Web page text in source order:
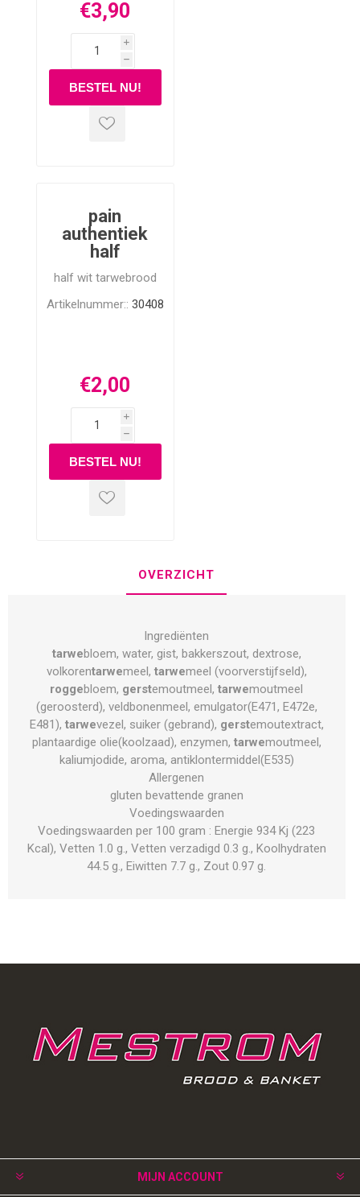
€3,90
i
h
pain
authentiek
half
half wit tarwebrood
Artikelnummer:: 30408
€2,00
i
h
OVERZICHT
Ingrediënten
tarwebloem, water, gist, bakkerszout, dextrose,
volkorentarwemeel, tarwemeel (voorverstijfseld),
roggebloem, gerstemoutmeel,tarwemoutmeel
(geroosterd), veldbonenmeel, emulgator(E471, E472e,
E481), tarwevezel, suiker (gebrand), gerstemoutextract,
plantaardige olie(koolzaad), enzymen, tarwemoutmeel,
kaliumjodide, aroma, antiklontermiddel(E535)
Allergenen
gluten bevattende granen
Voedingswaarden
Voedingswaarden per 100 gram : Energie 934 Kj (223
Kcal), Vetten 1.0 g., Vetten verzadigd 0.3 g., Koolhydraten
44.5 g., Eiwitten 7.7 g., Zout 0.97 g.
MIJN ACCOUNT